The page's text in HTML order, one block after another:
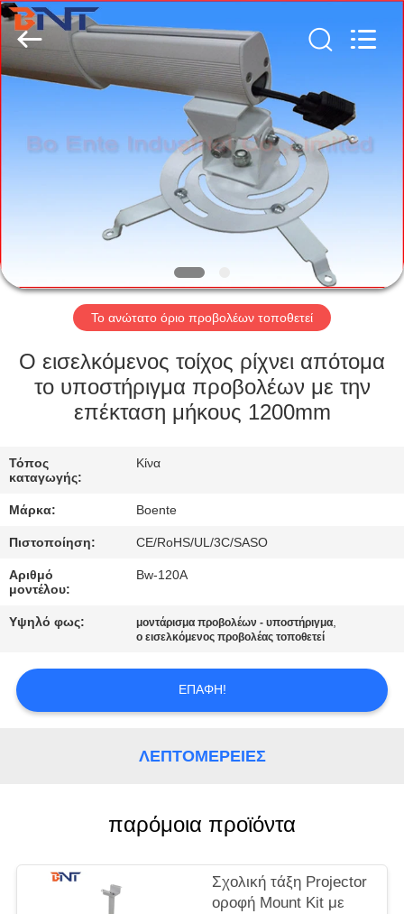
ΠΡΟΪΌΝΤΑ
ΓΎΡΟΣ
ΕΡΓΟΣΤΑΣΊΩΝ
ΠΟΙΟΤΙΚΌΣ
ΈΛΕΓΧΟΣ
ΜΑΣ
ΕΛΆΤΕ
ΕΠΑΦΉ
ΜΕ
ΠΕΡΙΠΤΏΣΕΙΣ
CONFERENCE
SOLUTION
SITEMAP
(Bo
Ente
Industrial
Co.,
Limited).
Rights
Reserved.
Το ανώτατο όριο προβολέων τοποθετεί
Ο εισελκόμενος τοίχος ρίχνει απότομα
το υποστήριγμα προβολέων με την
επέκταση μήκους 1200mm
Τόπος
καταγωγής:
Κίνα
Μάρκα: Boente
Πιστοποίηση: CE/RoHS/UL/3C/SASO
Αριθμό
μοντέλου:
Bw-120A
Υψηλό φως: μοντάρισμα προβολέων - υποστήριγμα,
ο εισελκόμενος προβολέας τοποθετεί
ΕΠΑΦΉ!
ΛΕΠΤΟΜΈΡΕΙΕΣ
παρόμοια προϊόντα
Σχολική τάξη Projector
οροφή Mount Kit με